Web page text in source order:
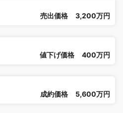
売出価格 3,200万円
値下げ価格 400万円
成約価格 5,600万円